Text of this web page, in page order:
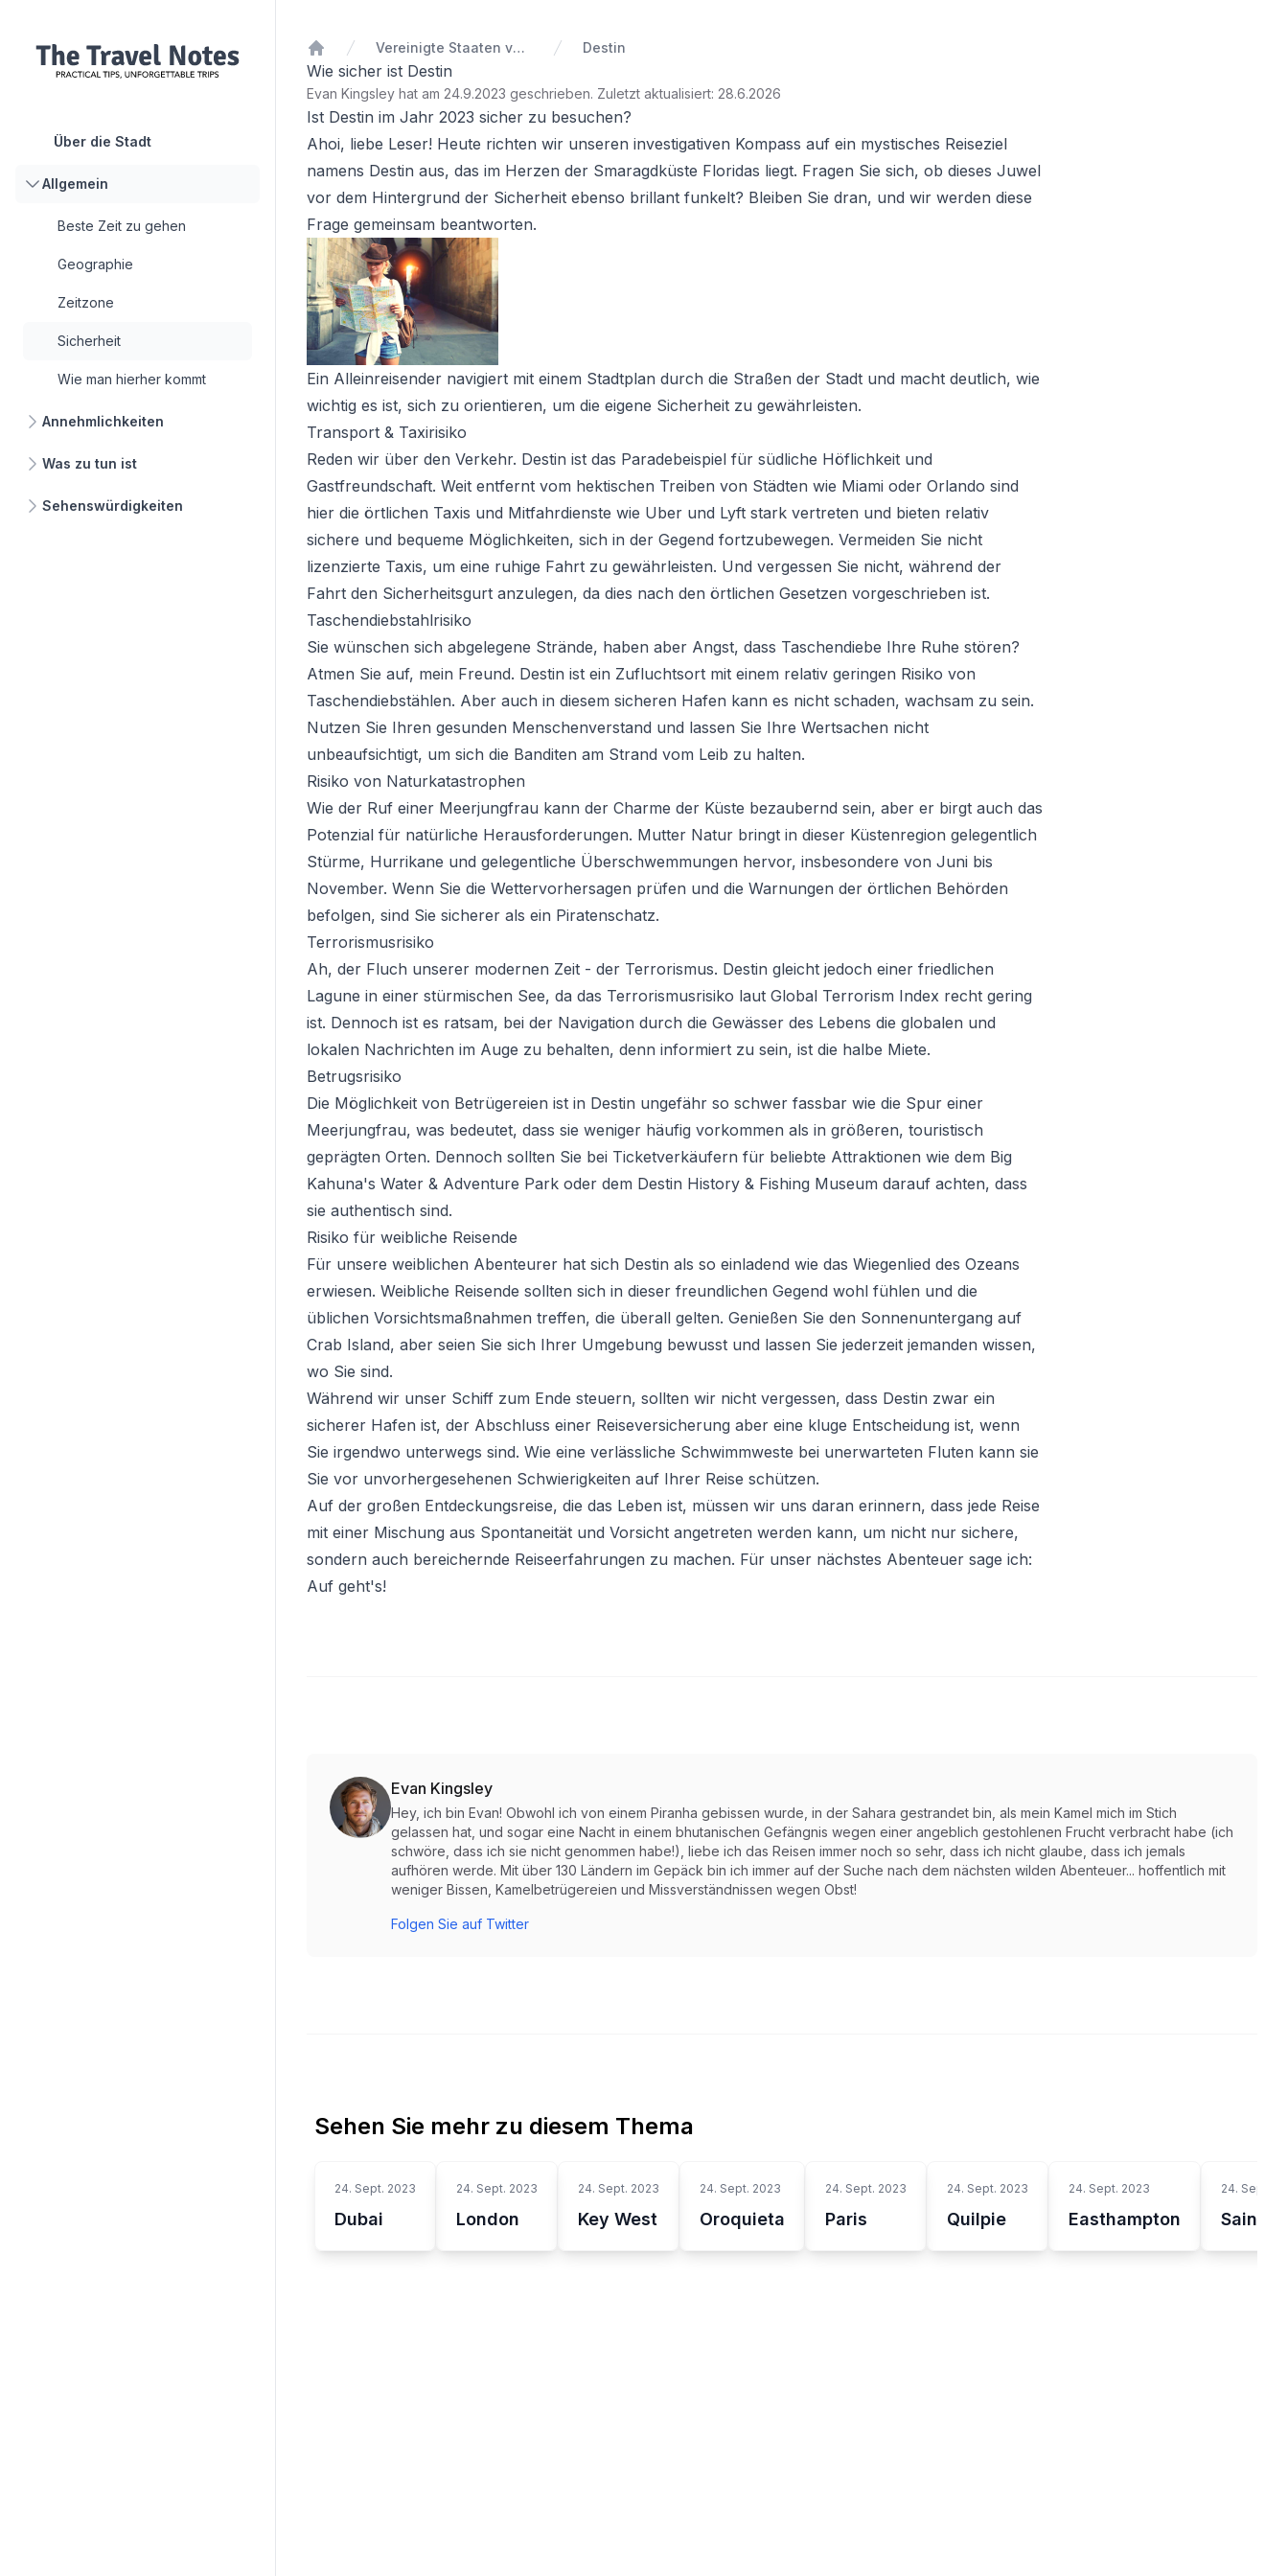
Über die Stadt
Allgemein
Beste Zeit zu gehen
Geographie
Zeitzone
Sicherheit
Wie man hierher kommt
Annehmlichkeiten
Was zu tun ist
Sehenswürdigkeiten
Startseite
Vereinigte Staaten von Amerika Destin
Wie sicher ist Destin
Evan Kingsley hat am 24.9.2023 geschrieben. Zuletzt aktualisiert: 28.6.2026
Ist Destin im Jahr 2023 sicher zu besuchen?
Ahoi, liebe Leser! Heute richten wir unseren investigativen Kompass auf ein mystisches Reiseziel
namens Destin aus, das im Herzen der Smaragdküste Floridas liegt. Fragen Sie sich, ob dieses Juwel
vor dem Hintergrund der Sicherheit ebenso brillant funkelt? Bleiben Sie dran, und wir werden diese
Frage gemeinsam beantworten.
Ein Alleinreisender navigiert mit einem Stadtplan durch die Straßen der Stadt und macht deutlich, wie
wichtig es ist, sich zu orientieren, um die eigene Sicherheit zu gewährleisten.
Transport & Taxirisiko
Reden wir über den Verkehr. Destin ist das Paradebeispiel für südliche Höflichkeit und
Gastfreundschaft. Weit entfernt vom hektischen Treiben von Städten wie Miami oder Orlando sind
hier die örtlichen Taxis und Mitfahrdienste wie Uber und Lyft stark vertreten und bieten relativ
sichere und bequeme Möglichkeiten, sich in der Gegend fortzubewegen. Vermeiden Sie nicht
lizenzierte Taxis, um eine ruhige Fahrt zu gewährleisten. Und vergessen Sie nicht, während der
Fahrt den Sicherheitsgurt anzulegen, da dies nach den örtlichen Gesetzen vorgeschrieben ist.
Taschendiebstahlrisiko
Sie wünschen sich abgelegene Strände, haben aber Angst, dass Taschendiebe Ihre Ruhe stören?
Atmen Sie auf, mein Freund. Destin ist ein Zufluchtsort mit einem relativ geringen Risiko von
Taschendiebstählen. Aber auch in diesem sicheren Hafen kann es nicht schaden, wachsam zu sein.
Nutzen Sie Ihren gesunden Menschenverstand und lassen Sie Ihre Wertsachen nicht
unbeaufsichtigt, um sich die Banditen am Strand vom Leib zu halten.
Risiko von Naturkatastrophen
Wie der Ruf einer Meerjungfrau kann der Charme der Küste bezaubernd sein, aber er birgt auch das
Potenzial für natürliche Herausforderungen. Mutter Natur bringt in dieser Küstenregion gelegentlich
Stürme, Hurrikane und gelegentliche Überschwemmungen hervor, insbesondere von Juni bis
November. Wenn Sie die Wettervorhersagen prüfen und die Warnungen der örtlichen Behörden
befolgen, sind Sie sicherer als ein Piratenschatz.
Terrorismusrisiko
Ah, der Fluch unserer modernen Zeit - der Terrorismus. Destin gleicht jedoch einer friedlichen
Lagune in einer stürmischen See, da das Terrorismusrisiko laut Global Terrorism Index recht gering
ist. Dennoch ist es ratsam, bei der Navigation durch die Gewässer des Lebens die globalen und
lokalen Nachrichten im Auge zu behalten, denn informiert zu sein, ist die halbe Miete.
Betrugsrisiko
Die Möglichkeit von Betrügereien ist in Destin ungefähr so schwer fassbar wie die Spur einer
Meerjungfrau, was bedeutet, dass sie weniger häufig vorkommen als in größeren, touristisch
geprägten Orten. Dennoch sollten Sie bei Ticketverkäufern für beliebte Attraktionen wie dem Big
Kahuna's Water & Adventure Park oder dem Destin History & Fishing Museum darauf achten, dass
sie authentisch sind.
Risiko für weibliche Reisende
Für unsere weiblichen Abenteurer hat sich Destin als so einladend wie das Wiegenlied des Ozeans
erwiesen. Weibliche Reisende sollten sich in dieser freundlichen Gegend wohl fühlen und die
üblichen Vorsichtsmaßnahmen treffen, die überall gelten. Genießen Sie den Sonnenuntergang auf
Crab Island, aber seien Sie sich Ihrer Umgebung bewusst und lassen Sie jederzeit jemanden wissen,
wo Sie sind.
Während wir unser Schiff zum Ende steuern, sollten wir nicht vergessen, dass Destin zwar ein
sicherer Hafen ist, der Abschluss einer Reiseversicherung aber eine kluge Entscheidung ist, wenn
Sie irgendwo unterwegs sind. Wie eine verlässliche Schwimmweste bei unerwarteten Fluten kann sie
Sie vor unvorhergesehenen Schwierigkeiten auf Ihrer Reise schützen.
Auf der großen Entdeckungsreise, die das Leben ist, müssen wir uns daran erinnern, dass jede Reise
mit einer Mischung aus Spontaneität und Vorsicht angetreten werden kann, um nicht nur sichere,
sondern auch bereichernde Reiseerfahrungen zu machen. Für unser nächstes Abenteuer sage ich:
Auf geht's!
Evan Kingsley
Hey, ich bin Evan! Obwohl ich von einem Piranha gebissen wurde, in der Sahara gestrandet bin, als mein Kamel mich im Stich
gelassen hat, und sogar eine Nacht in einem bhutanischen Gefängnis wegen einer angeblich gestohlenen Frucht verbracht habe (ich
schwöre, dass ich sie nicht genommen habe!), liebe ich das Reisen immer noch so sehr, dass ich nicht glaube, dass ich jemals
aufhören werde. Mit über 130 Ländern im Gepäck bin ich immer auf der Suche nach dem nächsten wilden Abenteuer... hoffentlich mit
weniger Bissen, Kamelbetrügereien und Missverständnissen wegen Obst!
Folgen Sie auf Twitter
Sehen Sie mehr zu diesem Thema
24. Sept. 2023
Dubai
24. Sept. 2023
London
24. Sept. 2023
Key West
24. Sept. 2023
Oroquieta
24. Sept. 2023
Paris
24. Sept. 2023
Quilpie
24. Sept. 2023
Easthampton
24. Sept.
Saint-